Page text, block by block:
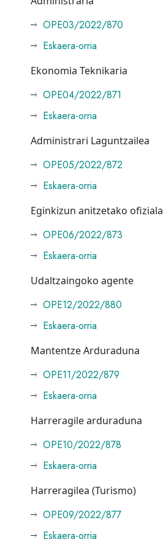
OPE03/2022/870
Eskaera-orria
Ekonomia Teknikaria
OPE04/2022/871
Eskaera-orria
Administrari Laguntzailea
OPE05/2022/872
Eskaera-orria
Eginkizun anitzetako ofiziala
OPE06/2022/873
Eskaera-orria
Udaltzaingoko agente
OPE12/2022/880
Eskaera-orria
Mantentze Arduraduna
OPE11/2022/879
Eskaera-orria
Harreragile arduraduna
OPE10/2022/878
Eskaera-orria
Harreragilea (Turismo)
OPE09/2022/877
Eskaera-orria